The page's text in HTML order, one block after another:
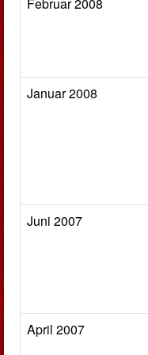
Februar 2008
Januar 2008
Juni 2007
April 2007